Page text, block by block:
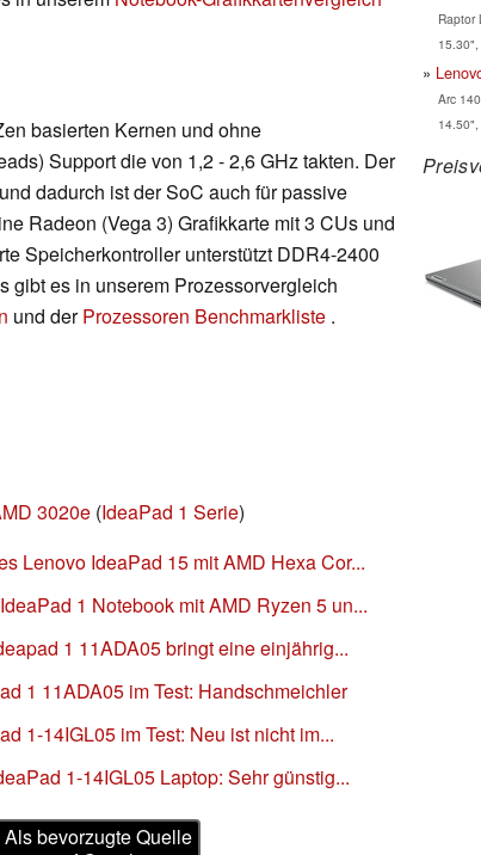
basierten Kernen und ohne
Support die von 1,2 - 2,6 GHz takten. Der
dadurch ist der SoC auch für passive
Radeon (Vega 3) Grafikkarte mit 3 CUs und
Speicherkontroller unterstützt DDR4-2400
gibt es in unserem Prozessorvergleich
und derProzessoren Benchmarkliste .
3020e (IdeaPad 1 Serie)
Lenovo IdeaPad 15 mit AMD Hexa Cor...
1 Notebook mit AMD Ryzen 5 un...
1 11ADA05 bringt eine einjährig...
1 11ADA05 im Test: Handschmeichler
1-14IGL05 im Test: Neu ist nicht im...
1-14IGL05 Laptop: Sehr günstig...
Als bevorzugte Quelle
Raptor
Arc